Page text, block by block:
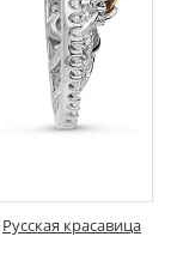
Русская красавица